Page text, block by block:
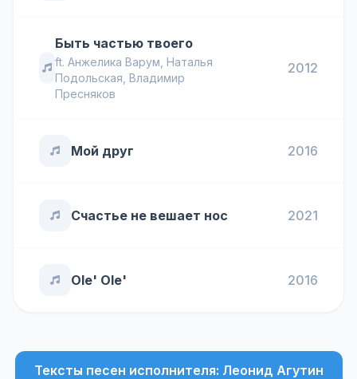
Быть частью твоего
ft.Анжелика Варум ,Наталья
Подольская ,Владимир
Пресняков
2012
Мой друг 2016
Счастье не вешает нос 2021
Ole' Ole' 2016
Тексты песен исполнителя: Леонид Агутин